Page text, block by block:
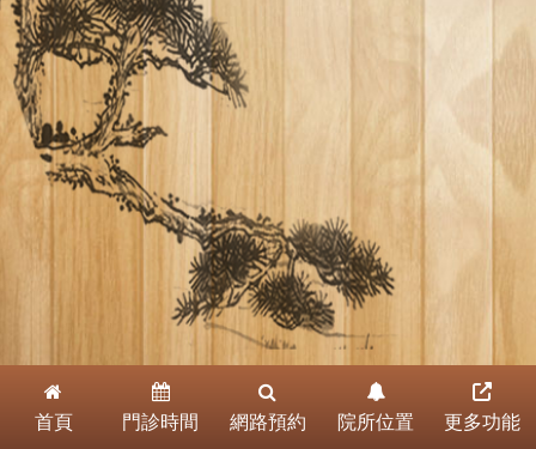
首頁 門診時間 網路預約 院所位置 更多功能